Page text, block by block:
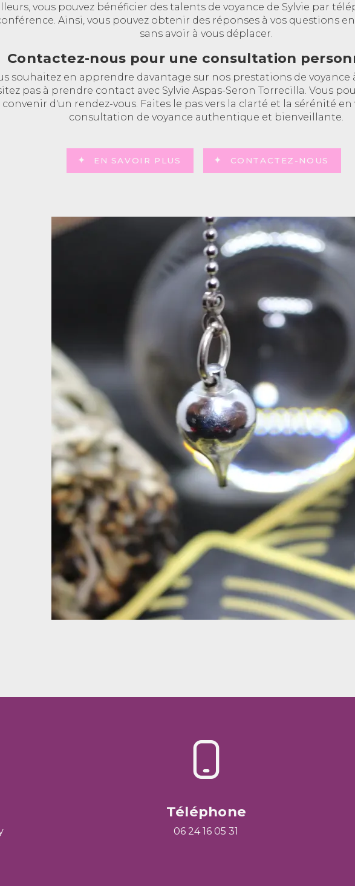
vous pouvez bénéficier des talents de voyance de Sylvie par
Ainsi, vous pouvez obtenir des réponses à vos questions
sans avoir à vous déplacer.
Contactez-nous pour une consultation
souhaitez en apprendre davantage sur nos prestations de voyance
pas à prendre contact avec Sylvie Aspas-Seron Torrecilla. Vous
d'un rendez-vous. Faites le pas vers la clarté et la sérénité
consultation de voyance authentique et bienveillante.
EN SAVOIR PLUS CONTACTEZ-NOUS
Téléphone
06 24 16 05 31